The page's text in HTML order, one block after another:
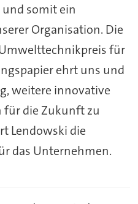
somit ein
Organisation. Die
für
ehrt uns und
weitere innovative
für die Zukunft zu
Lendowski die
das Unternehmen.